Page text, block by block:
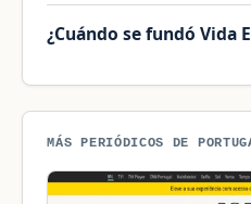
¿Cuándo se fundó Vida
MÁS PERIÓDICOS DE